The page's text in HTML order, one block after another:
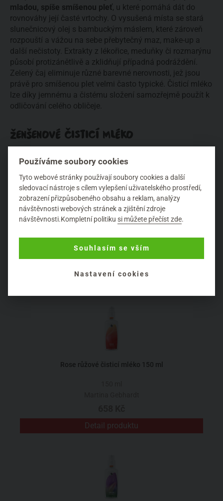
mladou, spíše smíšenou pleť, u které pomáhá dát do
rovnováhy její časté vrtochy. O vysušená místa se stará
slunečnicový olej s bambuckým máslem, které zároveň
rozpouští a vážou na sebe přebytečný maz, make-up a
další nečistoty. Extrakty z lékořice, meduňky či rozmarýnu
působí protizánětlivě a zklidňují případná podráždění.
Zelený čaj eliminuje různé barevné nerovnosti, jež jsou
právě pro smíšenou plet velmi často typické. Čisticí mléko
lze díky jemnému a čistému složení samozřejmě použít k
odličování celého obličeje.
ŽENŠENOVÉ ČISTICÍ MLÉKO
třicítce, kterou už začaly trápit první známky stárnutí, ale
ještě se nezbavila problémů typických pro pleť mladou –
nadměrného maštění a akné. Výtažky z ženšenu mají
silné anti-age účinky a aktivně bojují proti stárnutí pleti.
Mandlový olej spolu s bambuckým a kakaovým máslem
pleť nejen dokonale vyčistí a odlíčí, ale zároveň pokožce
mazových žláz a spolu s růžovou vodou sjednocují i
rozhodně nemusíte bát použít ani na odlíčení očí.
Rose růžové čisticí mléko 150 ml
Detail produktu
Používáme soubory cookies
Tyto webové stránky používají soubory cookies a další
sledovací nástroje s cílem vylepšení uživatelského prostředí,
zobrazení přizpůsobeného obsahu a reklam, analýzy
návštěvnosti webových stránek a zjištění zdroje
návštěvnosti.Kompletní politikusi můžete přečíst zde.
Souhlasím se vším
Nastavení cookies